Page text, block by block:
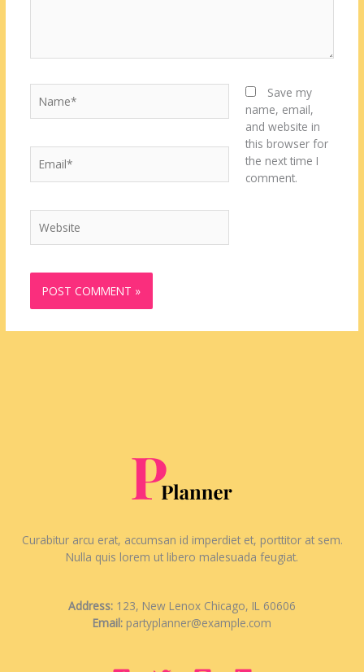
Save my
name, email,
and website in
this browser for
the next time I
comment.
Curabitur arcu erat, accumsan id imperdiet et, porttitor at sem.
Nulla quis lorem ut libero malesuada feugiat.
Address: 123, New Lenox Chicago, IL 60606
Email: partyplanner@example.com